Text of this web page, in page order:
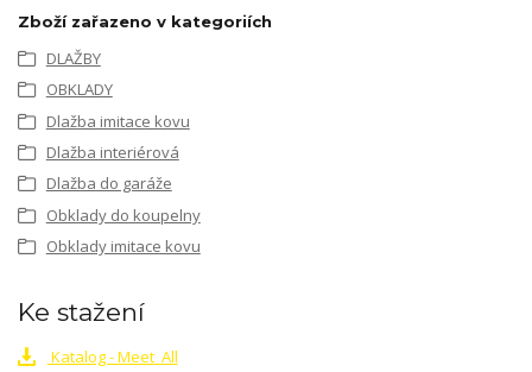
Zboží zařazeno v kategoriích
DLAŽBY
OBKLADY
Dlažba imitace kovu
Dlažba interiérová
Dlažba do garáže
Obklady do koupelny
Obklady imitace kovu
Ke stažení
Katalog - Meet_All